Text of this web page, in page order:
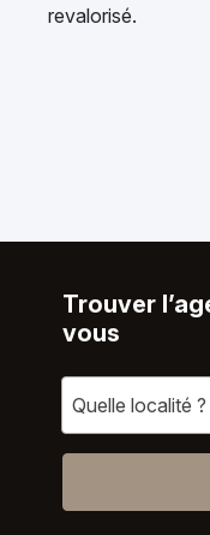
revalorisé.
Trouver
vous
Quelle localité ?